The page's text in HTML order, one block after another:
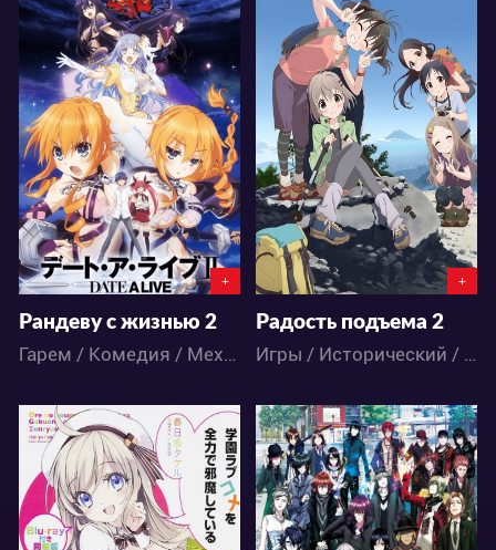
6774
3 272
+
Рандеву с жизнью 2
Гарем / Комедия / Меха / Романтика / Фантастика / Школа / Аниме
3722
5 1
+
Радость подъема 2
Игры / Исторический / Аниме
4780 4046